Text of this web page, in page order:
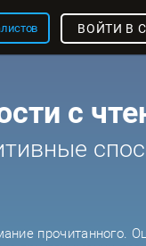
ВОЙТИ В
с
прочитанного.